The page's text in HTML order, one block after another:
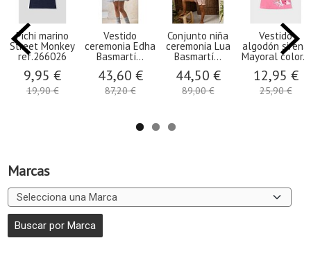
Marcas
Pichi marino
Street Monkey
ref.266026
9,95 €
19,90 €
Vestido
ceremonia Edha
Basmartí...
43,60 €
87,20 €
Conjunto niña
ceremonia Lua
Basmartí...
44,50 €
89,00 €
Vestido
algodón sirena
Mayoral color...
12,95 €
25,90 €